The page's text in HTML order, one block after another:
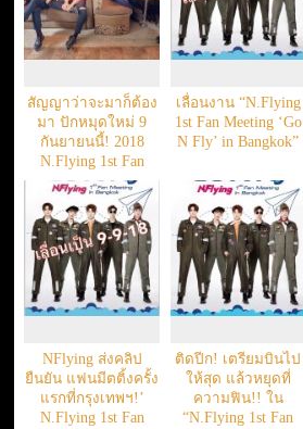
สัญญาว่าจะมาก็ต้อง
มา ปักหมุดใหม่ 9
กันยายนนี้! 2018
N.Flying 1st Fan
meeting ‘Go N Fly’
IN BANGKOK
เลื่อนงาน “N.Flying
1st Fan Meeting ‘Go
N Fly’ in Bangkok”
NFlying ส่งคลิป
ยืนยัน แฟนมีตติ้งครั้ง
แรกที่กรุงเทพฯ!’
N.Flying 1st Fan
ติดปีก! เตรียมบินไป
ให้สุด แล้วหยุดที่
ความฟิน!! ใน
“N.Flying 1st Fan